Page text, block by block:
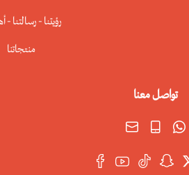
رؤيتنا - رسالتنا - أهدافنا
منتجاتنا